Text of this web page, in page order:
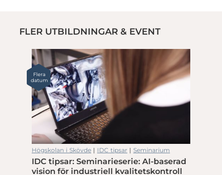
FLER UTBILDNINGAR & EVENT
Flera
datum
Högskolan i Skövde | IDC tipsar | Seminarium
IDC tipsar: Seminarieserie: AI-baserad
vision för industriell kvalitetskontroll